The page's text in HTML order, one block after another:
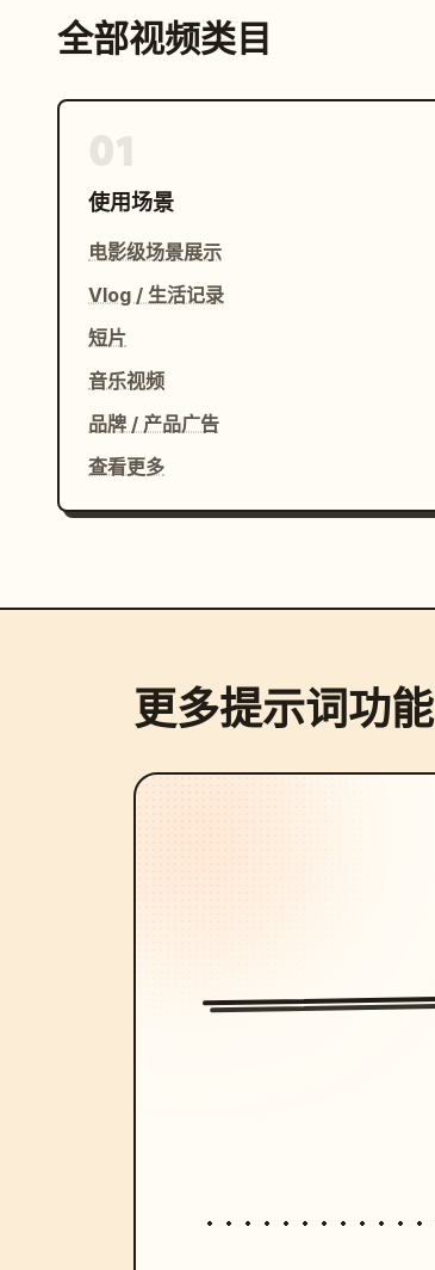
全部视频类目
使用场景
电影级场景展示
Vlog / 生活记录
短片
音乐视频
品牌 / 产品广告
查看更多
更多提示词功能